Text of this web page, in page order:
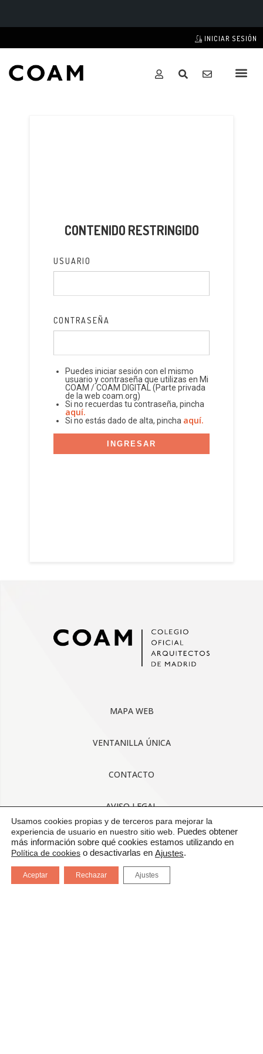
INICIAR SESIÓN
CONTENIDO RESTRINGIDO
USUARIO
CONTRASEÑA
Puedes iniciar sesión con el mismo
usuario y contraseña que utilizas en Mi
COAM / COAM DIGITAL (Parte privada
de la web coam.org)
Si no recuerdas tu contraseña, pincha
aquí.
Si no estás dado de alta, pincha aquí.
MAPA WEB
VENTANILLA ÚNICA
CONTACTO
AVISO LEGAL
CONDICIONES GENERALES DE USO
POLÍTICA DE CALIDAD
Usamos cookies propias y de terceros para mejorar la
experiencia de usuario en nuestro sitio web.
Puedes obtener
más información sobre qué cookies estamos utilizando en
Política de cookies o desactivarlas en Ajustes.
Aceptar Rechazar Ajustes